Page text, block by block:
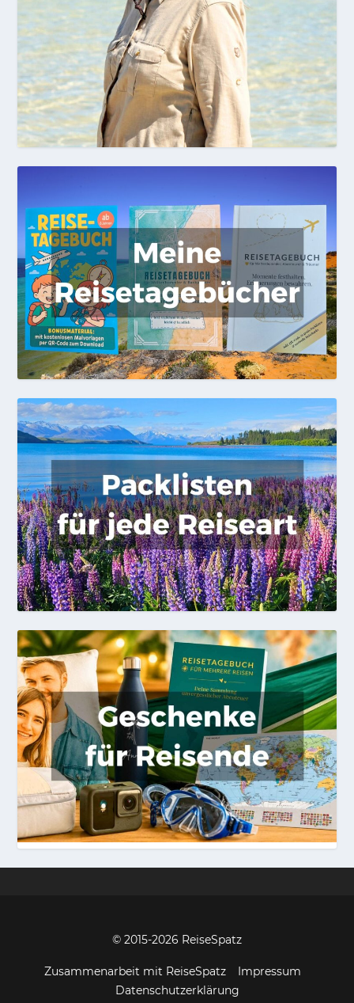
© 2015-2026 Rei­se­S­patz
Zusammenarbeit mit ReiseSpatz
Impressum
Datenschutzerklärung